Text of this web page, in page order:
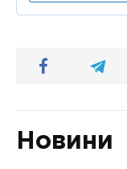
Новини